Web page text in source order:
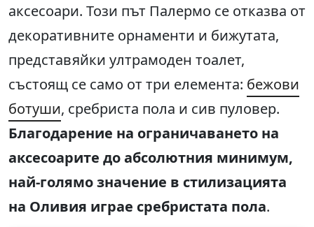
аксесоари. Този път Палермо се отказва от
декоративните орнаменти и бижутата,
представяйки ултрамоден тоалет,
състоящ се само от три елемента: бежови
ботуши, сребриста пола и сив пуловер.
Благодарение на ограничаването на
аксесоарите до абсолютния минимум,
най-голямо значение в стилизацията
на Оливия играе сребристата пола.